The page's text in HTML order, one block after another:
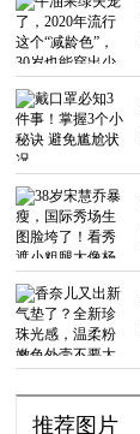
推荐图片